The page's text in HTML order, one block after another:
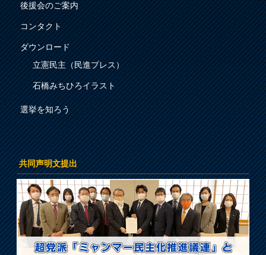
後援会のご案内
コンタクト
ダウンロード
立憲民主（民進プレス）
石橋みちひろイラスト
選挙を知ろう
共同声明文提出